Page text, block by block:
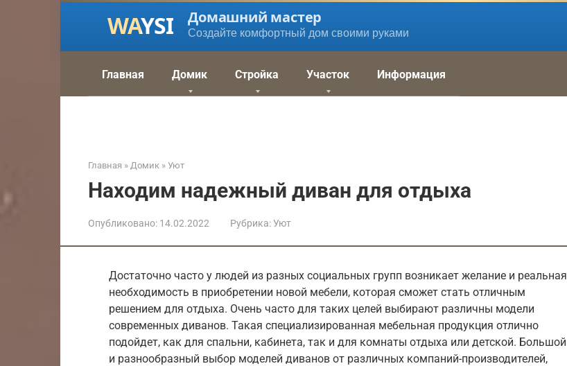
Домашний мастер
Создайте комфортный дом своими руками
Главная Домик Стройка Участок Информация
Главная » Домик » Уют
Находим надежный диван для отдыха
Опубликовано: 14.02.2022 Рубрика:Уют
Достаточно часто у людей из разных социальных групп возникает желание и реальная
необходимость в приобретении новой мебели, которая сможет стать отличным
решением для отдыха. Очень часто для таких целей выбирают различны модели
современных диванов. Такая специализированная мебельная продукция отлично
подойдет, как для спальни, кабинета, так и для комнаты отдыха или детской. Большой
и разнообразный выбор моделей диванов от различных компаний-производителей,